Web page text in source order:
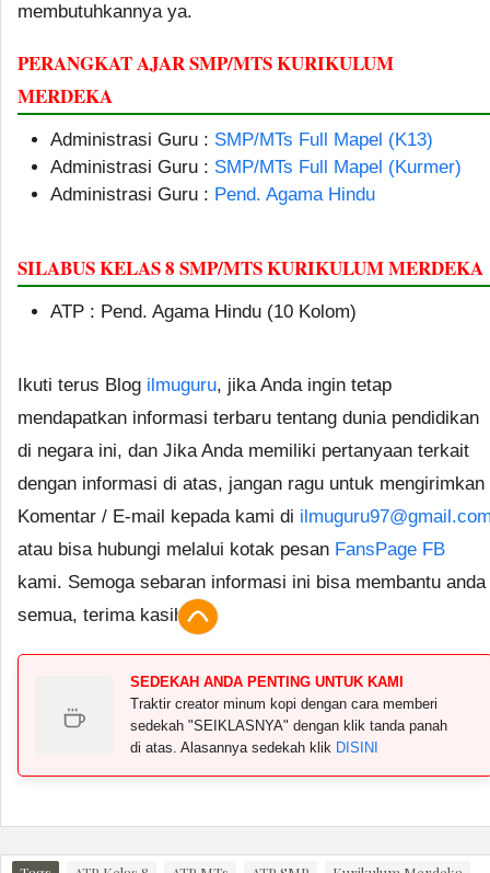
membutuhkannya ya.
PERANGKAT AJAR SMP/MTS KURIKULUM
MERDEKA
Administrasi Guru : SMP/MTs Full Mapel (K13)
Administrasi Guru : SMP/MTs Full Mapel (Kurmer)
Administrasi Guru : Pend. Agama Hindu
SILABUS KELAS 8 SMP/MTS KURIKULUM MERDEKA
ATP : Pend. Agama Hindu (10 Kolom)
Ikuti terus Blog ilmuguru, jika Anda ingin tetap
mendapatkan informasi terbaru tentang dunia pendidikan
di negara ini, dan Jika Anda memiliki pertanyaan terkait
dengan informasi di atas, jangan ragu untuk mengirimkan
Komentar / E-mail kepada kami di
atau bisa hubungi melalui kotak pesan FansPage FB
kami. Semoga sebaran informasi ini bisa membantu anda
semua, terima kasih.
SEDEKAH ANDA PENTING UNTUK KAMI
Traktir creator minum kopi dengan cara memberi
sedekah "SEIKLASNYA" dengan klik tanda panah
di atas. Alasannya sedekah klik DISINI